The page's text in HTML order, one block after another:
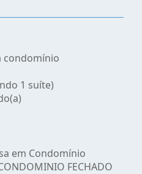
condomínio
1 suíte)
em Condomínio
FECHADO